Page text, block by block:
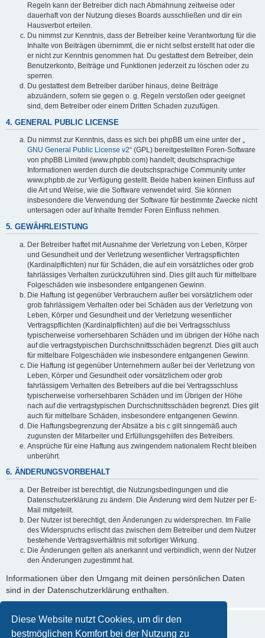
Diese Website nutzt Cookies, um dir den
bestmöglichen Komfort bei der Nutzung zu
Regeln kann der Betreiber dich nach Abmahnung zeitweise oder
dauerhaft von der Nutzung dieses Boards ausschließen und dir ein
Hausverbot erteilen.
Du nimmst zur Kenntnis, dass der Betreiber keine Verantwortung für die
Inhalte von Beiträgen übernimmt, die er nicht selbst erstellt hat oder die
er nicht zur Kenntnis genommen hat. Du gestattest dem Betreiber, dein
Benutzerkonto, Beiträge und Funktionen jederzeit zu löschen oder zu
sperren.
Du gestattest dem Betreiber darüber hinaus, deine Beiträge
abzuändern, sofern sie gegen o. g. Regeln verstoßen oder geeignet
sind, dem Betreiber oder einem Dritten Schaden zuzufügen.
4. GENERAL PUBLIC LICENSE
Du nimmst zur Kenntnis, dass es sich bei phpBB um eine unter der „
GNU General Public License v2“ (GPL) bereitgestellten Foren-Software
von phpBB Limited (www.phpbb.com) handelt; deutschsprachige
Informationen werden durch die deutschsprachige Community unter
www.phpbb.de zur Verfügung gestellt. Beide haben keinen Einfluss auf
die Art und Weise, wie die Software verwendet wird. Sie können
insbesondere die Verwendung der Software für bestimmte Zwecke nicht
untersagen oder auf Inhalte fremder Foren Einfluss nehmen.
5. GEWÄHRLEISTUNG
Der Betreiber haftet mit Ausnahme der Verletzung von Leben, Körper
und Gesundheit und der Verletzung wesentlicher Vertragspflichten
(Kardinalpflichten) nur für Schäden, die auf ein vorsätzliches oder grob
fahrlässiges Verhalten zurückzuführen sind. Dies gilt auch für mittelbare
Folgeschäden wie insbesondere entgangenen Gewinn.
Die Haftung ist gegenüber Verbrauchern außer bei vorsätzlichem oder
grob fahrlässigem Verhalten oder bei Schäden aus der Verletzung von
Leben, Körper und Gesundheit und der Verletzung wesentlicher
Vertragspflichten (Kardinalpflichten) auf die bei Vertragsschluss
typischerweise vorhersehbaren Schäden und im übrigen der Höhe nach
auf die vertragstypischen Durchschnittsschäden begrenzt. Dies gilt auch
für mittelbare Folgeschäden wie insbesondere entgangenen Gewinn.
Die Haftung ist gegenüber Unternehmern außer bei der Verletzung von
Leben, Körper und Gesundheit oder vorsätzlichem oder grob
fahrlässigem Verhalten des Betreibers auf die bei Vertragsschluss
typischerweise vorhersehbaren Schäden und im Übrigen der Höhe
nach auf die vertragstypischen Durchschnittsschäden begrenzt. Dies gilt
auch für mittelbare Schäden, insbesondere entgangenen Gewinn.
Die Haftungsbegrenzung der Absätze a bis c gilt sinngemäß auch
zugunsten der Mitarbeiter und Erfüllungsgehilfen des Betreibers.
Ansprüche für eine Haftung aus zwingendem nationalem Recht bleiben
unberührt.
6. ÄNDERUNGSVORBEHALT
Der Betreiber ist berechtigt, die Nutzungsbedingungen und die
Datenschutzerklärung zu ändern. Die Änderung wird dem Nutzer per E-
Mail mitgeteilt.
Der Nutzer ist berechtigt, den Änderungen zu widersprechen. Im Falle
des Widerspruchs erlischt das zwischen dem Betreiber und dem Nutzer
bestehende Vertragsverhältnis mit sofortiger Wirkung.
Die Änderungen gelten als anerkannt und verbindlich, wenn der Nutzer
den Änderungen zugestimmt hat.
Informationen über den Umgang mit deinen persönlichen Daten
sind in der Datenschutzerklärung enthalten.